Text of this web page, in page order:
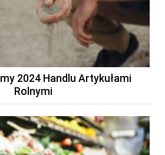
2024 Handlu Artykułami
Rolnymi